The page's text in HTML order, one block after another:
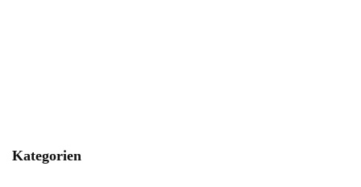
Kategorien